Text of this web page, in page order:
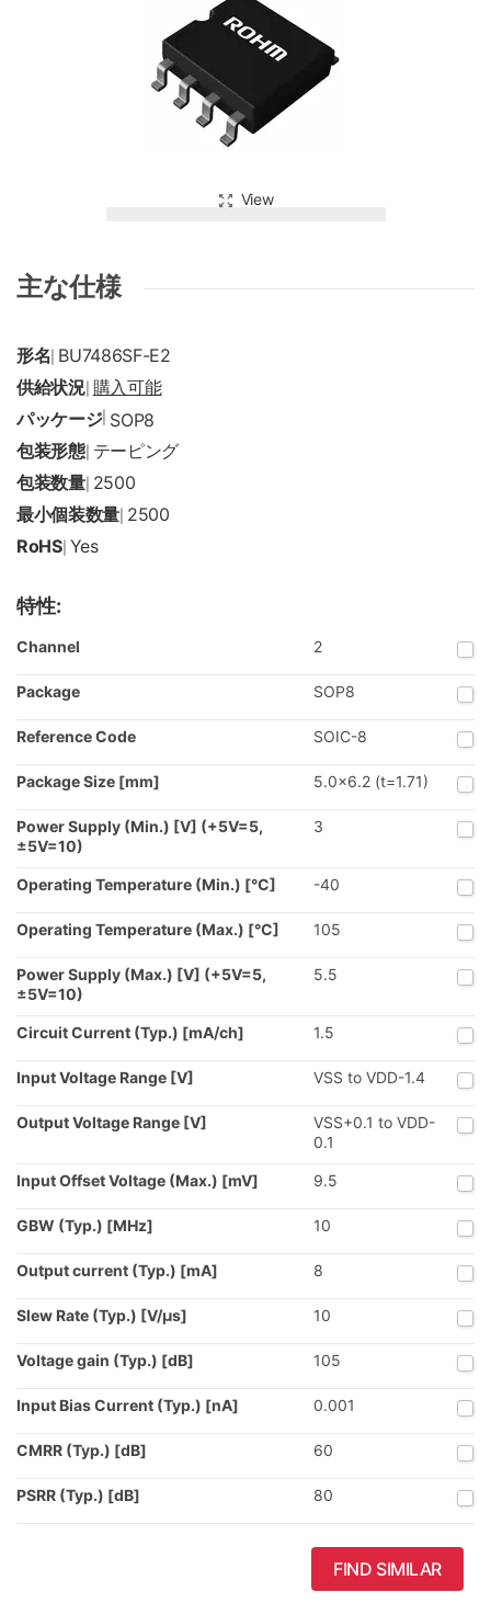
View
主な仕様
形名 BU7486SF-E2
供給状況| 購入可能
パッケージ| SOP8
包装形態| テーピング
包装数量| 2500
最小個装数量 2500
RoHS| Yes
特性:
Channel 2
Package SOP8
Reference Code SOIC-8
Package Size [mm] 5.0x6.2 (t=1.71)
Power Supply (Min.) [V] (+5V=5,
±5V=10)
3
Operating Temperature (Min.) [°C] -40
Operating Temperature (Max.) [°C] 105
Power Supply (Max.) [V] (+5V=5,
±5V=10)
5.5
Circuit Current (Typ.) [mA/ch] 1.5
Input Voltage Range [V] VSS to VDD-1.4
Output Voltage Range [V]
VSS+0.1 to VDD-
0.1
Input Offset Voltage (Max.) [mV] 9.5
GBW (Typ.) [MHz] 10
Output current (Typ.) [mA] 8
Slew Rate (Typ.) [V/µs] 10
Voltage gain (Typ.) [dB] 105
Input Bias Current (Typ.) [nA] 0.001
CMRR (Typ.) [dB] 60
PSRR (Typ.) [dB] 80
FIND SIMILAR